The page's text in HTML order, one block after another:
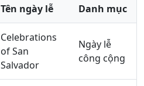
Tên ngày lễ Danh mục
Celebrations
of San
Salvador
Ngày lễ
công cộng